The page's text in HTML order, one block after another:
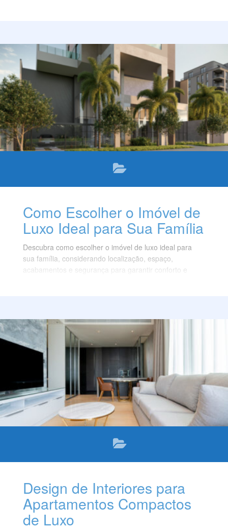
Como Escolher o Imóvel de
Luxo Ideal para Sua Família
Descubra como escolher o imóvel de luxo ideal para
sua família, considerando localização, espaço,
acabamentos e segurança para garantir conforto e
Design de Interiores para
Apartamentos Compactos
de Luxo